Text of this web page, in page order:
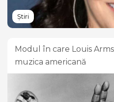
Știri
Modul în care Louis
muzica americană